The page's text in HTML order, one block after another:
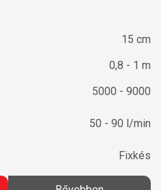
15 cm
0,8 - 1 m
5000 - 9000
50 - 90 l/min
Fixkés